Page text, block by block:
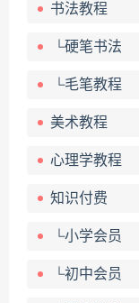
书法教程
└硬笔书法
└毛笔教程
美术教程
心理学教程
知识付费
└小学会员
└初中会员